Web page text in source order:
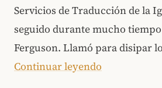
Servicios de Traducción de la
seguido durante mucho
Ferguson. Llamó para disipar
Continuar leyendo